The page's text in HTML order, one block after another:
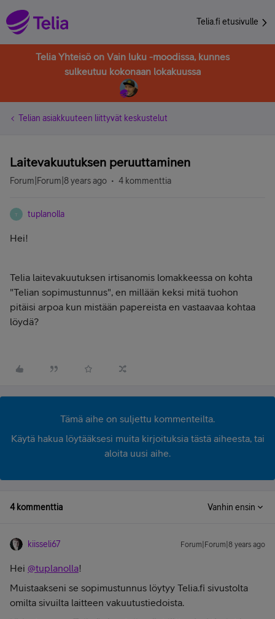
Telia.fi etusivulle
Telia Yhteisö on Vain luku -moodissa, kunnes
sulkeutuu kokonaan lokakuussa
Telian asiakkuuteen liittyvät keskustelut
Laitevakuutuksen peruuttaminen
Forum|Forum|8 years ago 4 kommenttia
T tuplanolla
Hei!
Telia laitevakuutuksen irtisanomis lomakkeessa on kohta
"Telian sopimustunnus", en millään keksi mitä tuohon
pitäisi arpoa kun mistään papereista en vastaavaa kohtaa
löydä?
Tämä aihe on suljettu kommenteilta.
Käytä hakua löytääksesi muita kirjoituksia tästä aiheesta, tai
aloita uusi aihe.
4 kommenttia Vanhin ensin
kiisseli67 Forum|Forum|8 years ago
Hei @tuplanolla!
Muistaakseni se sopimustunnus löytyy Telia.fi sivustolta
omilta sivuilta laitteen vakuutustiedoista.